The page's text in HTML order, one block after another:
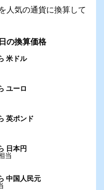
気の通貨に換算して
の換算価格
米ドル
ユーロ
英ポンド
日本円
当
中国人民元